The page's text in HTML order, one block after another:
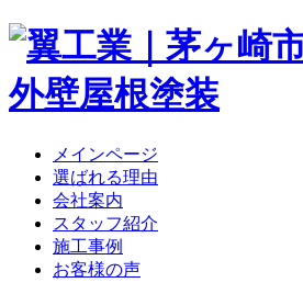
メインページ
選ばれる理由
会社案内
スタッフ紹介
施工事例
お客様の声